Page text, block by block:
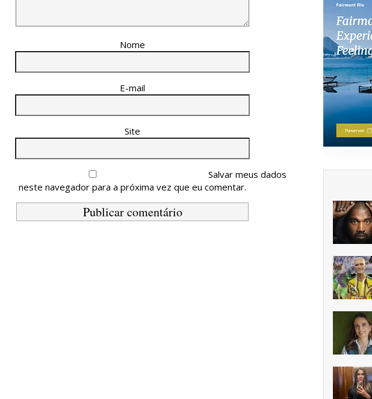
Nome
E-mail
Site
Salvar meus dados
neste navegador para a próxima vez que eu comentar.